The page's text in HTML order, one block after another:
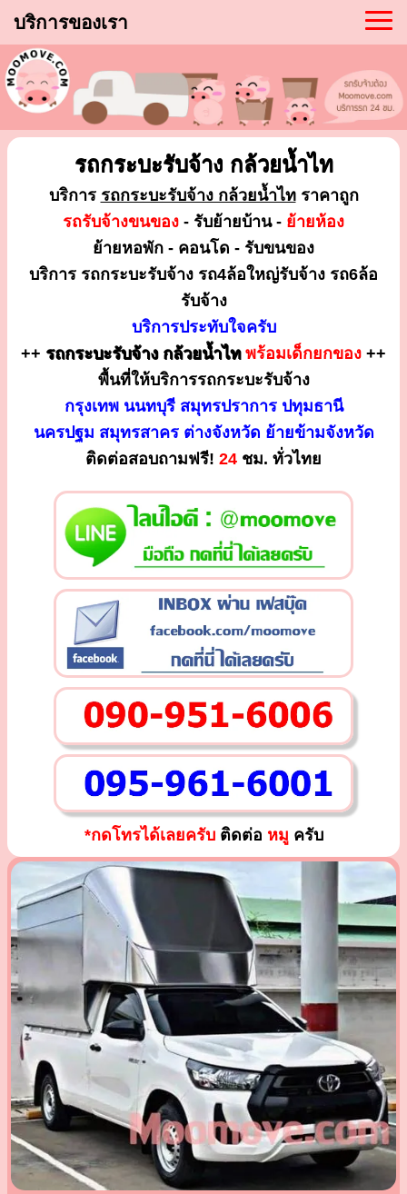
บริการของเรา
รถกระบะรับจ้าง กล้วยน้ำไท
บริการ รถกระบะรับจ้าง กล้วยน้ำไทราคาถูก
รถรับจ้างขนของ - รับย้ายบ้าน - ย้ายห้อง
ย้ายหอพัก - คอนโด - รับขนของ
บริการ รถกระบะรับจ้าง รถ4ล้อใหญ่รับจ้าง รถ6ล้อ
รับจ้าง
บริการประทับใจครับ
++ รถกระบะรับจ้าง กล้วยน้ำไท พร้อมเด็กยกของ ++
พื้นที่ให้บริการรถกระบะรับจ้าง
กรุงเทพ นนทบุรี สมุทรปราการ ปทุมธานี
นครปฐม สมุทรสาคร ต่างจังหวัด ย้ายข้ามจังหวัด
ติดต่อสอบถามฟรี! 24 ชม. ทั่วไทย
*กดโทรได้เลยครับติดต่อ หมู ครับ